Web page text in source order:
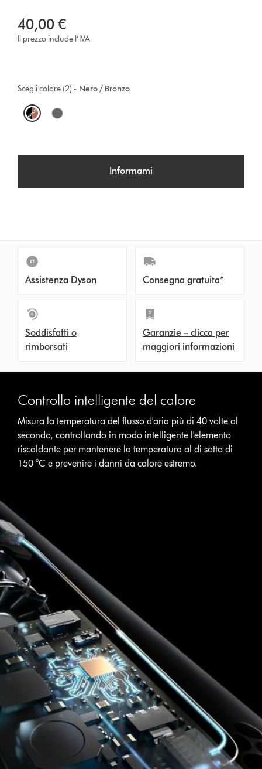
40,00 €
Il prezzo include l’IVA
Nero / Bronzo
Scegli colore (2) -
O
t
Informami
Assistenza Dyson Consegna gratuita*
Soddisfatti o
rimborsati
Garanzie – clicca per
maggiori informazioni
Controllo intelligente del calore
Misura la temperatura del flusso d'aria più di 40 volte al
secondo, controllando in modo intelligente l'elemento
riscaldante per mantenere la temperatura al di sotto di
150 °C e prevenire i danni da calore estremo.